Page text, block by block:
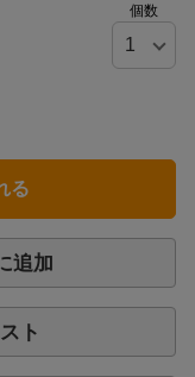
個数
る
追加
ト